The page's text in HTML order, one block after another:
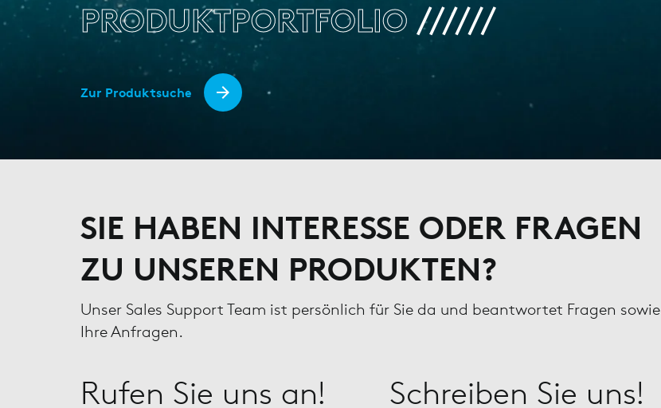
PRODUKTPORTFOLIO
Zur Produktsuche
SIE HABEN INTERESSE ODER FRAGEN
ZU UNSEREN PRODUKTEN?
Unser Sales Support Team ist persönlich für Sie da und beantwortet Fragen sowie
Ihre Anfragen.
Rufen Sie uns an! Schreiben Sie uns!